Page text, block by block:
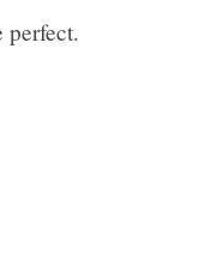
perfect.